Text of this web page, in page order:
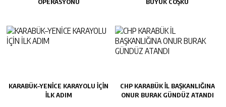
OPERASYONU
BÜYÜK COŞKU
KARABÜK–YENİCE KARAYOLU İÇİN
İLK ADIM
CHP KARABÜK İL BAŞKANLIĞINA
ONUR BURAK GÜNDÜZ ATANDI